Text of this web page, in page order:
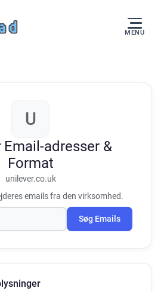
MENU
U
Email-adresser &
Format
unilever.co.uk
emails fra den virksomhed.
Søg Emails